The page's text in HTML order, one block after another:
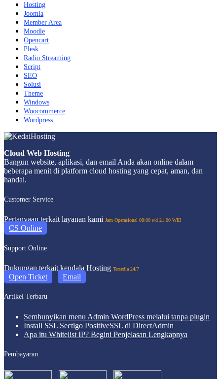
Hosting
Joomla
Member Area
Moodle
Opencart
Plesk
Radio Streaming
Script
SEO
Solusi
Theme
Windows
Woocommerce
Wordpress
Cloud Web Hosting
Bangun website, aplikasi, dan email Anda akan online dalam
beberapa menit di platform cloud hosting yang cepat, aman, dan
handal.
Customer Service
Pertanyaan terkait layanan kami Jam Operasional 08:00 s/d 21:00 WIB
CS Online
Support Online
Dukungan terkait kendala Hosting Tersedia 24/7
Open Ticket | Email
Artikel Terbaru
Sembunyikan menu Admin WordPress melalui tanpa plugin
Install SSL Sectigo PositiveSSL di DirectAdmin
Apa itu Whitelist IP? Begini Penjelasan Lengkapnya
Pembayaran